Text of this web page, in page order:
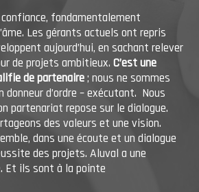
fondamentalement
Les gérants actuels ont repris
aujourd’hui, en sachant relever
de projets ambitieux. C’est une
de partenaire; nous ne sommes
donneur d’ordre – exécutant. Nous
partenariat repose sur le dialogue.
des valeurs et une vision.
dans une écoute et un dialogue
des projets. Aluval a une
Et ils sont à la pointe